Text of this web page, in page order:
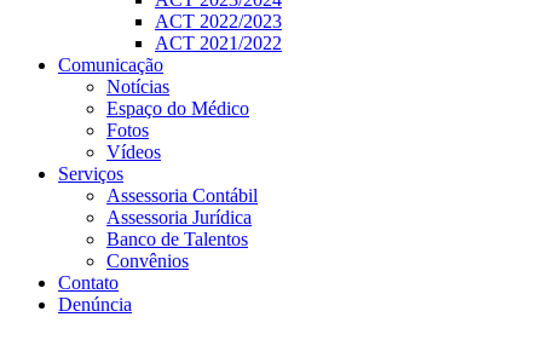
ACT 2022/2023
ACT 2021/2022
Comunicação
Notícias
Espaço do Médico
Fotos
Vídeos
Serviços
Assessoria Contábil
Assessoria Jurídica
Banco de Talentos
Convênios
Contato
Denúncia